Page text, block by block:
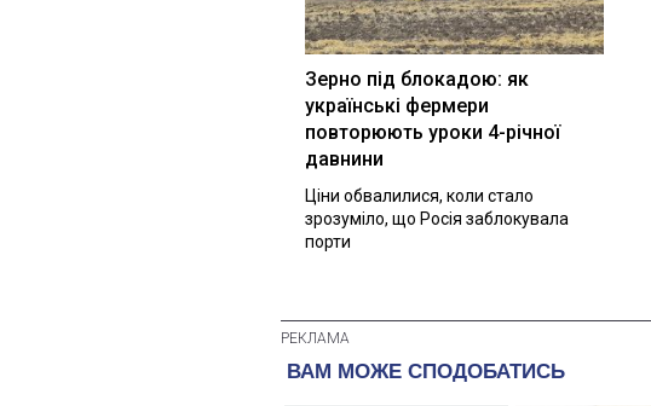
Зерно під блокадою: як
українські фермери
повторюють уроки 4-річної
давнини
Ціни обвалилися, коли стало
зрозуміло, що Росія заблокувала
порти